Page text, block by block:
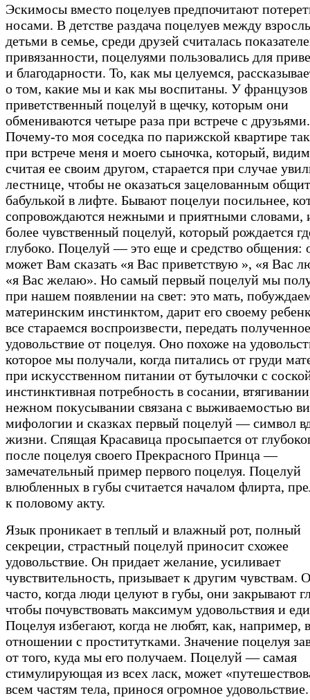
Эскимосы вместо поцелуев предпочитают
носами. В детстве раздача поцелуев между
детьми в семье, среди друзей считалась
привязанности, поцелуями пользовались для
и благодарности. То, как мы целуемся,
о том, какие мы и как мы воспитаны. У французов
приветственный поцелуй в щечку, которым они
обмениваются четыре раза при встрече с друзьями.
Почему-то моя соседка по парижской квартире
при встрече меня и моего сыночка, который,
считая ее своим другом, старается при случае
лестнице, чтобы не оказаться зацелованным
бабулькой в лифте. Бывают поцелуи посильнее,
сопровождаются нежными и приятными словами,
более чувственный поцелуй, который рождается
глубоко. Поцелуй — это еще и средство общения:
может Вам сказать «я Вас приветствую », «я Вас
«я Вас желаю». Но самый первый поцелуй мы
при нашем появлении на свет: это мать,
материнским инстинктом, дарит его своему
все стараемся воспроизвести, передать полученное
удовольствие от поцелуя. Оно похоже на
которое мы получали, когда питались от груди
при искусственном питании от бутылочки с
инстинктивная потребность в сосании,
нежном покусывании связана с выживаемостью
мифологии и сказках первый поцелуй — символ
жизни. Спящая Красавица просыпается от
после поцелуя своего Прекрасного Принца —
замечательный пример первого поцелуя. Поцелуй
влюбленных в губы считается началом флирта,
к половому акту.
Язык проникает в теплый и влажный рот, полный
секреции, страстный поцелуй приносит схожее
удовольствие. Он придает желание, усиливает
чувствительность, призывает к другим чувствам.
часто, когда люди целуют в губы, они закрывают
чтобы почувствовать максимум удовольствия и
Поцелуя избегают, когда не любят, как, например, в
отношении с проститутками. Значение поцелуя
от того, куда мы его получаем. Поцелуй — самая
стимулирующая из всех ласк, может
всем частям тела, принося огромное удовольствие.